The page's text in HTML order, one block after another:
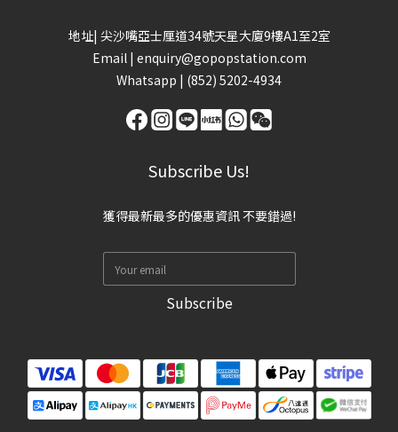
地址| 尖沙嘴亞士厘道34號天星大廈9樓A1至2室
Email | enquiry@gopopstation.com
Whatsapp | (852) 5202-4934
Subscribe Us!
獲得最新最多的優惠資訊 不要錯過!
Subscribe